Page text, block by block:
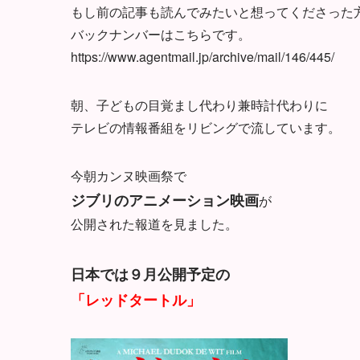
もし前の記事も読んでみたいと想ってくださった
バックナンバーはこちらです。
https://www.agentmail.jp/archive/mail/146/445/
朝、子どもの目覚まし代わり兼時計代わりに
テレビの情報番組をリビングで流しています。
今朝カンヌ映画祭で
ジブリのアニメーション映画が
公開された報道を見ました。
日本では９月公開予定の
「レッドタートル」